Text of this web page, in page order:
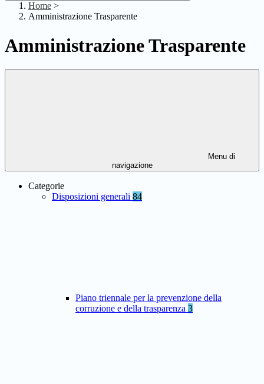
Home >
Amministrazione Trasparente
Amministrazione Trasparente
Menu di
navigazione
Categorie
Disposizioni generali 84
Piano triennale per la prevenzione della
corruzione e della trasparenza 3